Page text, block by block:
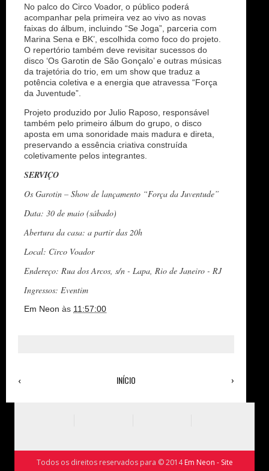
No palco do Circo Voador, o público poderá
acompanhar pela primeira vez ao vivo as novas
faixas do álbum, incluindo “Se Joga”, parceria com
Marina Sena e BK’, escolhida como foco do projeto.
O repertório também deve revisitar sucessos do
disco ‘Os Garotin de São Gonçalo’ e outras músicas
da trajetória do trio, em um show que traduz a
potência coletiva e a energia que atravessa “Força
da Juventude”.
Projeto produzido por Julio Raposo, responsável
também pelo primeiro álbum do grupo, o disco
aposta em uma sonoridade mais madura e direta,
preservando a essência criativa construída
coletivamente pelos integrantes.
SERVIÇO
Os Garotin – Show de lançamento “Força da Juventude”
Data: 30 de maio (sábado)
Abertura da casa: a partir das 20h
Local: Circo Voador
Endereço: Rua dos Arcos, s/n - Lapa, Rio de Janeiro - RJ
Ingressos: Eventim
Em Neon às 11:57:00
‹ ›
INÍCIO
Todos os direitos reservados para © 2014Em Neon - Site